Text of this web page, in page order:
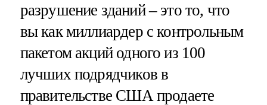
разрушение зданий – это то, что
вы как миллиардер с контрольным
пакетом акций одного из 100
лучших подрядчиков в
правительстве США продаете